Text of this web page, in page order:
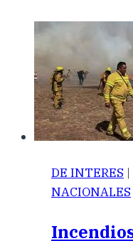
DE INTERES |
NACIONALES